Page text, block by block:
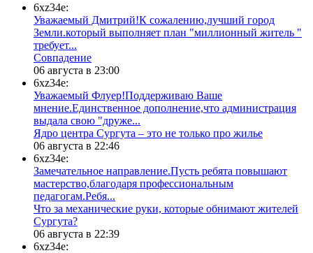
6xz34e:
Уважаемый Дмитрий!К сожалению,лучший город
Земли.который выполняет план "миллионный житель "
требует...
​Совпадение
06 августа в 23:00
6xz34e:
Уважаемый Флуер!Поддерживаю Ваше
мнение.Единственное дополнение,что администрация
выдала свою "друже...
​Ядро центра Сургута ‒ это не только про жилье
06 августа в 22:46
6xz34e:
Замечательное направление.Пусть ребята повышают
мастерство,благодаря профессиональным
педагогам.Ребя...
​Что за механические руки, которые обнимают жителей
Сургута?
06 августа в 22:39
6xz34e: